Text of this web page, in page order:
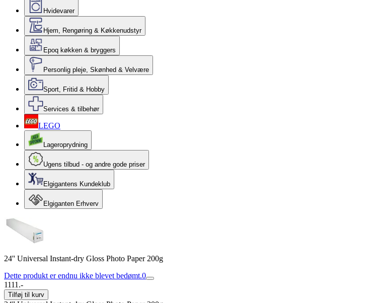
Hvidevarer
Hjem, Rengøring & Køkkenudstyr
Epoq køkken & bryggers
Personlig pleje, Skønhed & Velvære
Sport, Fritid & Hobby
Services & tilbehør
LEGO
Lageroprydning
Ugens tilbud - og andre gode priser
Elgigantens Kundeklub
Elgiganten Erhverv
24'' Universal Instant-dry Gloss Photo Paper 200g
Dette produkt er endnu ikke blevet bedømt.0
1111.-
Tilføj til kurv